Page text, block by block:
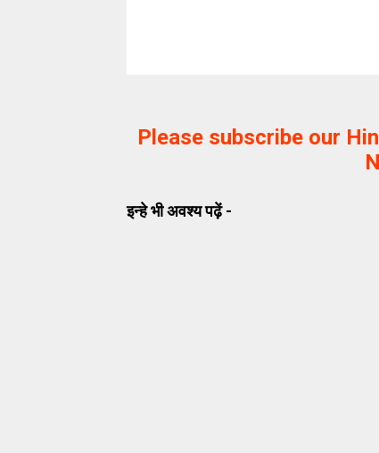
Please subscribe our
इन्हे भी अवश्य पढ़ें -